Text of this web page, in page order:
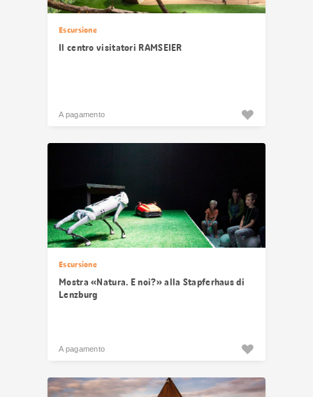
Escursione
Il centro visitatori RAMSEIER
A pagamento
Escursione
Mostra «Natura. E noi?» alla Stapferhaus di
Lenzburg
A pagamento